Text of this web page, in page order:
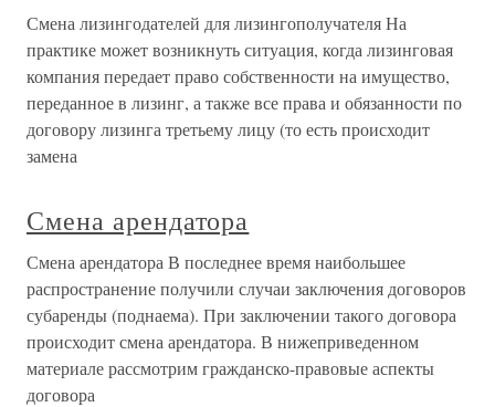
Смена лизингодателей для лизингополучателя На
практике может возникнуть ситуация, когда лизинговая
компания передает право собственности на имущество,
переданное в лизинг, а также все права и обязанности по
договору лизинга третьему лицу (то есть происходит
замена
Смена арендатора
Смена арендатора В последнее время наибольшее
распространение получили случаи заключения договоров
субаренды (поднаема). При заключении такого договора
происходит смена арендатора. В нижеприведенном
материале рассмотрим гражданско-правовые аспекты
договора